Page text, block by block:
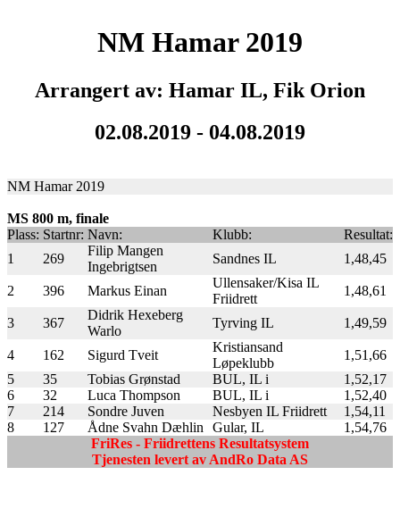
NM Hamar 2019
Arrangert av: Hamar IL, Fik Orion
02.08.2019 - 04.08.2019
NM Hamar 2019
MS 800 m, finale
Plass: Startnr: Navn: Klubb:
Resultat:
1
269
Filip Mangen
Ingebrigtsen
Sandnes IL 1,48,45
2 396 Markus Einan
Ullensaker/Kisa IL
Friidrett
1,48,61
3 367
Didrik Hexeberg
Warlo
Tyrving IL 1,49,59
4 162 Sigurd Tveit
Kristiansand
Løpeklubb
1,51,66
5
35 Tobias Grønstad BUL, IL i
1,52,17
6
32 Luca Thompson BUL, IL i
1,52,40
7
214 Sondre Juven Nesbyen IL Friidrett
1,54,11
8
127 Ådne Svahn Dæhlin Gular, IL
1,54,76
FriRes - Friidrettens Resultatsystem
Tjenesten levert av AndRo Data AS